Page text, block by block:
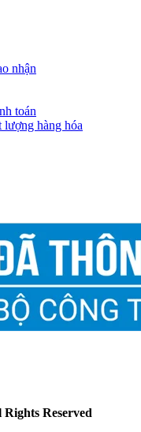
nhận
toán
lượng hàng hóa
Reserved